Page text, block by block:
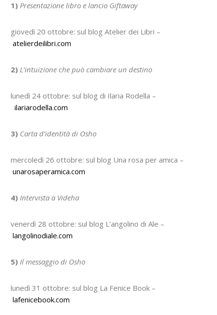
1) Presentazione libro e lancio Giftaway
giovedì 20 ottobre: sul blog Atelier dei Libri –
atelierdeilibri.com
2) L’intuizione che può cambiare un destino
lunedì 24 ottobre: sul blog di Ilaria Rodella –
ilariarodella.com
3) Carta d’identità di Osho
mercoledì 26 ottobre: sul blog Una rosa per amica –
unarosaperamica.com
4) Intervista a Videha
venerdì 28 ottobre: sul blog L’angolino di Ale –
langolinodiale.com
5) Il messaggio di Osho
lunedì 31 ottobre: sul blog La Fenice Book –
lafenicebook.com